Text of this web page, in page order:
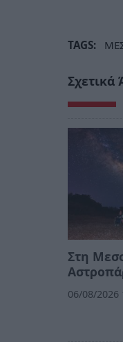
TAGS:
Σχετικά
Στη
06/08/2026